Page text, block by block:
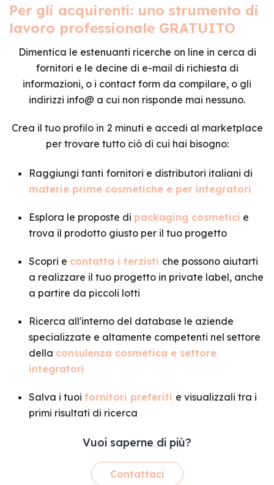
Per gli acquirenti: uno strumento di
lavoro professionale GRATUITO
Dimentica le estenuanti ricerche on line in cerca di
fornitori e le decine di e-mail di richiesta di
informazioni, o i contact form da compilare, o gli
indirizzi info@ a cui non risponde mai nessuno.
Crea il tuo profilo in 2 minuti e accedi al marketplace
per trovare tutto ciò di cui hai bisogno:
Raggiungi tanti fornitori e distributori italiani di
materie prime cosmetiche e per integratori
Esplora le proposte di packaging cosmetici e
trova il prodotto giusto per il tuo progetto
Scopri e contatta i terzisti che possono aiutarti
a realizzare il tuo progetto in private label, anche
a partire da piccoli lotti
Ricerca all'interno del database le aziende
specializzate e altamente competenti nel settore
della consulenza cosmetica e settore
integratori
Salva i tuoi fornitori preferiti e visualizzali tra i
primi risultati di ricerca
Vuoi saperne di più?
Contattaci